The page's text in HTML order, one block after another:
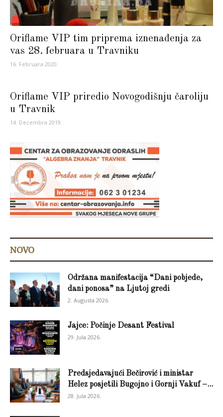
Oriflame VIP tim priprema iznenađenja za
vas 28. februara u Travniku
16. Februara 2020.
Oriflame VIP priredio Novogodišnju čaroliju
u Travnik
14. Decembra 2019.
NOVO
Održana manifestacija “Dani pobjede,
dani ponosa” na Ljutoj gredi
2. Augusta 2026.
Jajce: Počinje Desant Festival
29. Jula 2026.
Predsjedavajući Bečirović i ministar
Helez posjetili Bugojno i Gornji Vakuf –...
28. Jula 2026.